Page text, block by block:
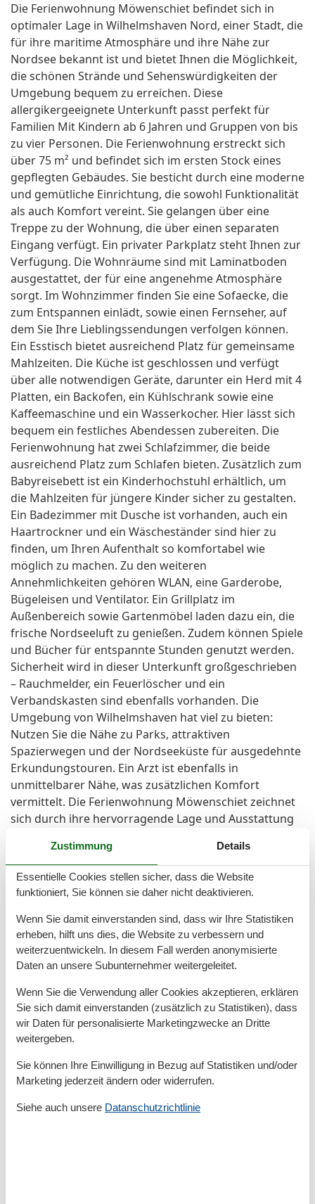
Die Ferienwohnung Möwenschiet befindet sich in
optimaler Lage in Wilhelmshaven Nord, einer Stadt, die
für ihre maritime Atmosphäre und ihre Nähe zur
Nordsee bekannt ist und bietet Ihnen die Möglichkeit,
die schönen Strände und Sehenswürdigkeiten der
Umgebung bequem zu erreichen. Diese
allergikergeeignete Unterkunft passt perfekt für
Familien Mit Kindern ab 6 Jahren und Gruppen von bis
zu vier Personen. Die Ferienwohnung erstreckt sich
über 75 m² und befindet sich im ersten Stock eines
gepflegten Gebäudes. Sie besticht durch eine moderne
und gemütliche Einrichtung, die sowohl Funktionalität
als auch Komfort vereint. Sie gelangen über eine
Treppe zu der Wohnung, die über einen separaten
Eingang verfügt. Ein privater Parkplatz steht Ihnen zur
Verfügung. Die Wohnräume sind mit Laminatboden
ausgestattet, der für eine angenehme Atmosphäre
sorgt. Im Wohnzimmer finden Sie eine Sofaecke, die
zum Entspannen einlädt, sowie einen Fernseher, auf
dem Sie Ihre Lieblingssendungen verfolgen können.
Ein Esstisch bietet ausreichend Platz für gemeinsame
Mahlzeiten. Die Küche ist geschlossen und verfügt
über alle notwendigen Geräte, darunter ein Herd mit 4
Platten, ein Backofen, ein Kühlschrank sowie eine
Kaffeemaschine und ein Wasserkocher. Hier lässt sich
bequem ein festliches Abendessen zubereiten. Die
Ferienwohnung hat zwei Schlafzimmer, die beide
ausreichend Platz zum Schlafen bieten. Zusätzlich zum
Babyreisebett ist ein Kinderhochstuhl erhältlich, um
die Mahlzeiten für jüngere Kinder sicher zu gestalten.
Ein Badezimmer mit Dusche ist vorhanden, auch ein
Haartrockner und ein Wäscheständer sind hier zu
finden, um Ihren Aufenthalt so komfortabel wie
möglich zu machen. Zu den weiteren
Annehmlichkeiten gehören WLAN, eine Garderobe,
Bügeleisen und Ventilator. Ein Grillplatz im
Außenbereich sowie Gartenmöbel laden dazu ein, die
frische Nordseeluft zu genießen. Zudem können Spiele
und Bücher für entspannte Stunden genutzt werden.
Sicherheit wird in dieser Unterkunft großgeschrieben
– Rauchmelder, ein Feuerlöscher und ein
Verbandskasten sind ebenfalls vorhanden. Die
Umgebung von Wilhelmshaven hat viel zu bieten:
Nutzen Sie die Nähe zu Parks, attraktiven
Spazierwegen und der Nordseeküste für ausgedehnte
Erkundungstouren. Ein Arzt ist ebenfalls in
unmittelbarer Nähe, was zusätzlichen Komfort
vermittelt. Die Ferienwohnung Möwenschiet zeichnet
sich durch ihre hervorragende Lage und Ausstattung
nur entspannen möchten, hier finden Sie die idealen
Voraussetzungen. Genießen Sie die Ruhe und
Gemütlichkeit dieser Unterkunft und sichern Sie sich
Raumaufteilung
Schlafzimmer, 2 Personen
Doppelbett
Schlafzimmer, 2 Personen
2 x Einzelbett
Gesamte Ausstattung
Bad
Zustimmung Details
Essentielle Cookies stellen sicher, dass die Website
funktioniert, Sie können sie daher nicht deaktivieren.
Wenn Sie damit einverstanden sind, dass wir Ihre Statistiken
erheben, hilft uns dies, die Website zu verbessern und
weiterzuentwickeln. In diesem Fall werden anonymisierte
Daten an unsere Subunternehmer weitergeleitet.
Wenn Sie die Verwendung aller Cookies akzeptieren, erklären
Sie sich damit einverstanden (zusätzlich zu Statistiken), dass
wir Daten für personalisierte Marketingzwecke an Dritte
weitergeben.
Sie können Ihre Einwilligung in Bezug auf Statistiken und/oder
Marketing jederzeit ändern oder widerrufen.
Siehe auch unsere Datanschutzrichtlinie